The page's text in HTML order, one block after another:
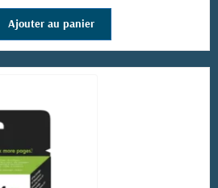
Ajouter au panier